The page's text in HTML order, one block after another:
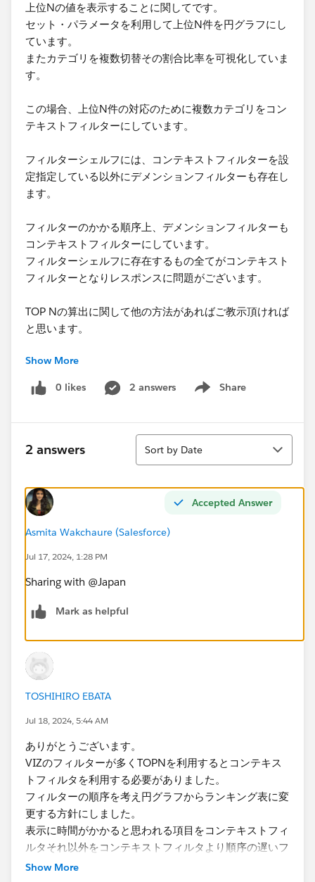
上位Nの値を表示することに関してです。
セット・パラメータを利用して上位N件を円グラフにし
ています。
またカテゴリを複数切替その割合比率を可視化していま
す。
この場合、上位N件の対応のために複数カテゴリをコン
テキストフィルターにしています。
フィルターシェルフには、コンテキストフィルターを設
定指定している以外にデメンションフィルターも存在し
ます。
フィルターのかかる順序上、デメンションフィルターも
コンテキストフィルターにしています。
フィルターシェルフに存在するもの全てがコンテキスト
フィルターとなりレスポンスに問題がございます。
TOP Nの算出に関して他の方法があればご教示頂ければ
と思います。
TOPNとその他で分けるようにしています。
何卒よろしくお願い申し上げます。
Show More
0 likes 2 answers Share
Show menu
2 answers
Sort
Sort by Date
Accepted Answer
Asmita Wakchaure (Salesforce)
Jul 17, 2024, 1:28 PM
Sharing with @Japan​
Mark as helpful
TOSHIHIRO EBATA
Jul 18, 2024, 5:44 AM
ありがとうございます。
VIZのフィルターが多くTOPNを利用するとコンテキス
トフィルタを利用する必要がありました。
フィルターの順序を考え円グラフからランキング表に変
更する方針にしました。
表示に時間がかかると思われる項目をコンテキストフィ
ルタそれ以外をコンテキストフィルタより順序の遅いフ
ィルタ利用またアクションフィルターを利用するように
Show More